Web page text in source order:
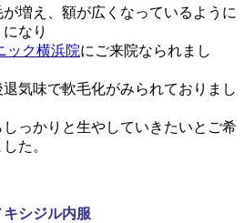
増え、額が広くなっているように
なり
ック横浜院にご来院なられまし
気味で軟毛化がみられておりまし
っかりと生やしていきたいとご希
た。
シジル内服